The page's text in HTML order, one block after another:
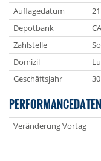
Auflagedatum
Depotbank
Zahlstelle
Domizil
Geschäftsjahr
PERFORMANCEDATEN
Veränderung Vortag